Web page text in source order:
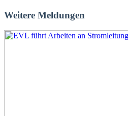
Weitere Meldungen